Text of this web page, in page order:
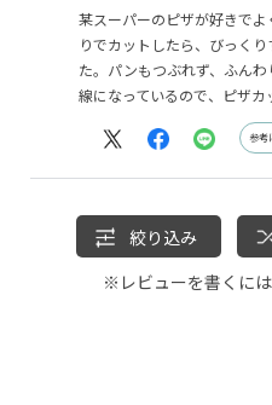
某スーパーのピザが好きで
りでカットしたら、びっく
た。パンもつぶれず、ふん
線になっているので、ピザカ
参考
絞り込み
※レビューを書くには